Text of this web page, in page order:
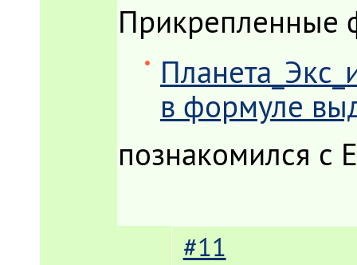
Прикрепленные
в формуле
познакомился с
#11